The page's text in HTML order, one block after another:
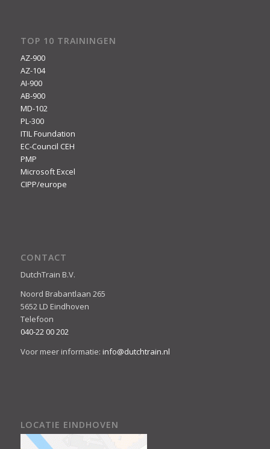
TOP 10 TRAININGEN
AZ-900
AZ-104
AI-900
AB-900
MD-102
PL-300
ITIL Foundation
EC-Council CEH
PMP
Microsoft Excel
CIPP/europe
CONTACT
DutchTrain B.V.
Noord Brabantlaan 265
5652 LD Eindhoven
Telefoon
040-22 00 202
Voor meer informatie: info@dutchtrain.nl
LOCATIE EINDHOVEN